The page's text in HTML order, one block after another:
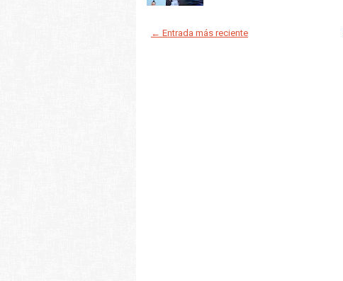
← Entrada más reciente